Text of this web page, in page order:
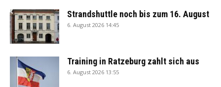
Strandshuttle noch bis zum 16. August
6. August 2026 14:45
Training in Ratzeburg zahlt sich aus
6. August 2026 13:55